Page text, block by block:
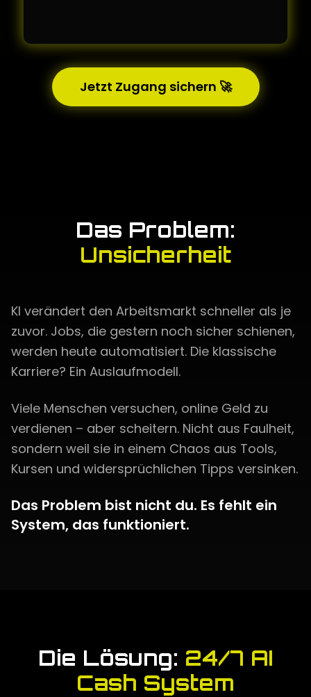
Jetzt Zugang sichern 🚀
Das Problem:
Unsicherheit
KI verändert den Arbeitsmarkt schneller als je
zuvor. Jobs, die gestern noch sicher schienen,
werden heute automatisiert. Die klassische
Karriere? Ein Auslaufmodell.
Viele Menschen versuchen, online Geld zu
verdienen – aber scheitern. Nicht aus Faulheit,
sondern weil sie in einem Chaos aus Tools,
Kursen und widersprüchlichen Tipps versinken.
Das Problem bist nicht du. Es fehlt ein
System, das funktioniert.
Die Lösung: 24/7 AI
Cash System